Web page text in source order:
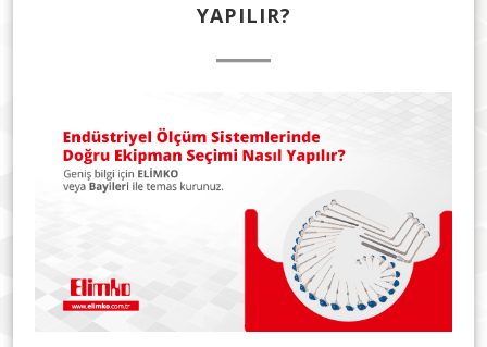
YAPILIR?